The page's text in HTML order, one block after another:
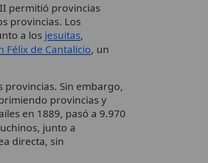
permitió provincias
provincias. Los
a los jesuitas,
Félix de Cantalicio, un
provincias. Sin embargo,
provincias y
en 1889, pasó a 9.970
junto a
directa, sin